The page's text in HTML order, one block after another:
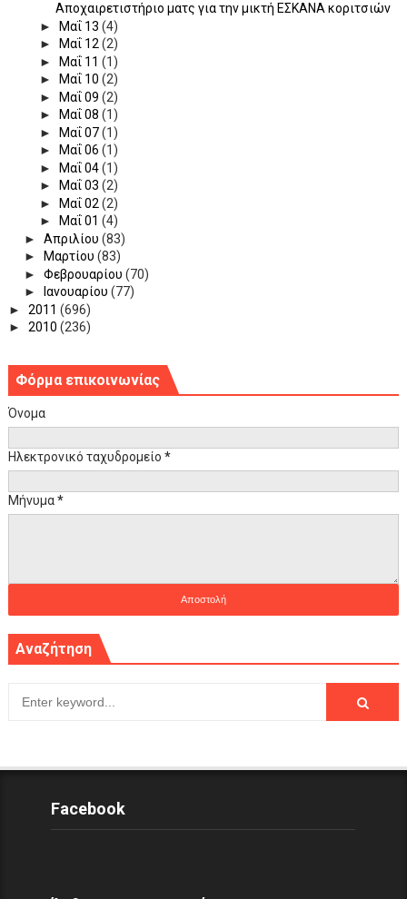
Αποχαιρετιστήριο ματς για την μικτή ΕΣΚΑΝΑ κοριτσιών
►
Μαΐ 13 (4)
►
Μαΐ 12(2)
►
Μαΐ 11 (1)
►
Μαΐ 10 (2)
►
Μαΐ 09 (2)
►
Μαΐ 08 (1)
►
Μαΐ 07(1)
►
Μαΐ 06 (1)
►
Μαΐ 04(1)
►
Μαΐ 03 (2)
►
Μαΐ 02 (2)
►
Μαΐ 01 (4)
► Απριλίου (83)
►
Μαρτίου (83)
► Φεβρουαρίου (70)
►
Ιανουαρίου (77)
► 2011 (696)
► 2010 (236)
Φόρμα επικοινωνίας
Όνομα
Ηλεκτρονικό ταχυδρομείο *
Μήνυμα*
Αναζήτηση
Facebook